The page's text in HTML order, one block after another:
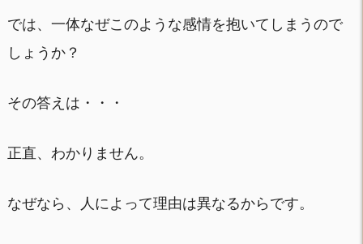
では、一体なぜこのような感情を抱いてしまうので
しょうか？
その答えは・・・
正直、わかりません。
なぜなら、人によって理由は異なるからです。